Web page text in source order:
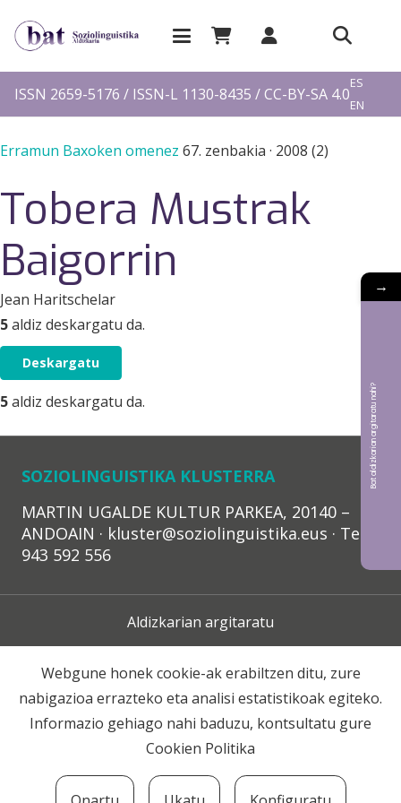
ISSN 2659-5176 / ISSN-L 1130-8435 / CC-BY-SA 4.0
ES
EN
Erramun Baxoken omenez 67. zenbakia · 2008 (2)
Tobera Mustrak
Baigorrin
Jean Haritschelar
5aldiz deskargatu da.
Deskargatu
5aldiz deskargatu da.
SOZIOLINGUISTIKA KLUSTERRA
MARTIN UGALDE KULTUR PARKEA, 20140 –
ANDOAIN · kluster@soziolinguistika.eus · Tel.:
943 592 556
Aldizkarian argitaratu
Lege Oharra
Harpidetza
Webgune honek cookie-ak erabiltzen ditu, zure
nabigazioa errazteko eta analisi estatistikoak egiteko.
Informazio gehiago nahi baduzu, kontsultatu gure
Cookien Politika
→
Bat aldizkarian argitaratu nahi?